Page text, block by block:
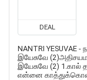
DEAL
NANTRI YESUVAE
இயேசுவே
இயேசுவே (2)
என்னை